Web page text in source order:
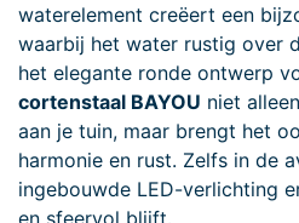
waterelement creëert een
waarbij het water rustig over
het elegante ronde ontwerp
cortenstaal BAYOU niet
aan je tuin, maar brengt het
harmonie en rust. Zelfs in de
ingebouwde LED-verlichting